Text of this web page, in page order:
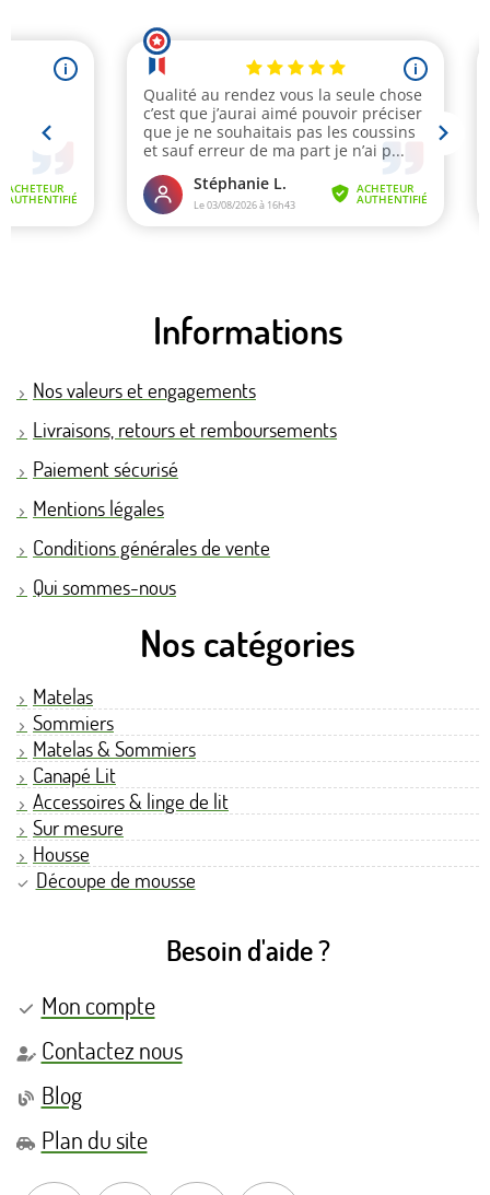
Informations
Nos valeurs et engagements
Livraisons, retours et remboursements
Paiement sécurisé
Mentions légales
Conditions générales de vente
Qui sommes-nous
Nos catégories
Matelas
Sommiers
Matelas & Sommiers
Canapé Lit
Accessoires & linge de lit
Sur mesure
Housse
Découpe de mousse
Besoin d'aide ?
Mon compte
Contactez nous
Blog
Plan du site